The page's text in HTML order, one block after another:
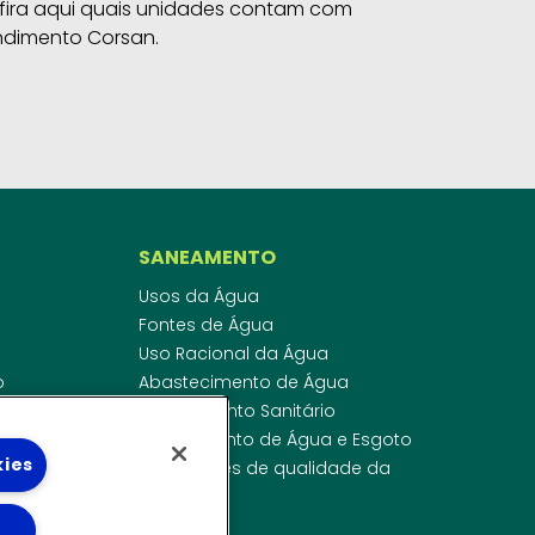
aqui quais unidades contam com
Corsan.
Água
SANEAMENTO
Usos da Água
Fontes de Água
Uso Racional da Água
Abastecimento de Água
Esgotamento Sanitário
Regulamento de Água e Esgoto
Indicadores de qualidade da